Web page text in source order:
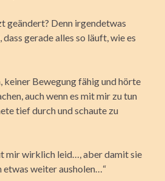
geändert? Denn irgendetwas
gerade alles so läuft, wie es
keiner Bewegung fähig und hörte
auch wenn es mit mir zu tun
tief durch und schaute zu
mir wirklich leid…, aber damit sie
etwas weiter ausholen…“